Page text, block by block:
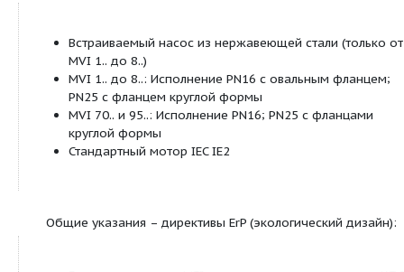
Особенности/преимущества продукции:
все части насоса, контактирующие с
жидкостью, устойчивы к воздействию
250 с катафорезным покрытием (MVI 70/95)